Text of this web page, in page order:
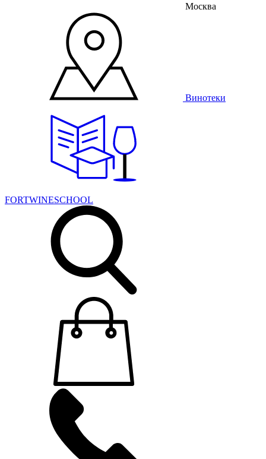
Москва
Винотеки
FORTWINESCHOOL